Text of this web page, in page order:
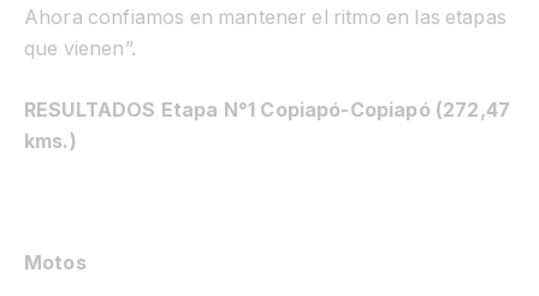
Ahora confiamos en mantener el ritmo en las etapas
que vienen”.
RESULTADOS Etapa N°1 Copiapó-Copiapó (272,47
kms.)
Motos